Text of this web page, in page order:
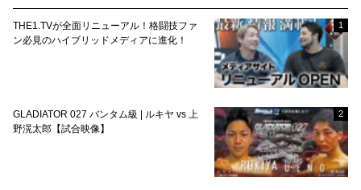
THE1.TVが全面リニューアル！格闘技ファ
ン必見のハイブリッドメディアに進化！
1
GLADIATOR 027 バンタム級 | ルキヤ vs 上
野滉太郎【試合映像】
2